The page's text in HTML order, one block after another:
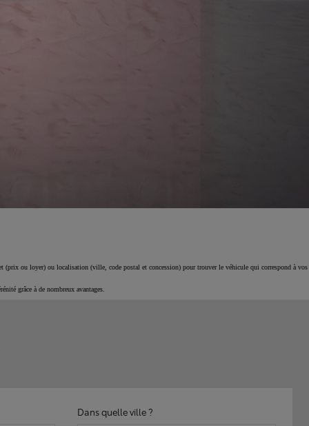
(prix ou loyer) ou localisation (ville, code postal et concession) pour trouver le véhicule qui correspond à vos
grâce à de nombreux avantages.
Dans quelle ville ?